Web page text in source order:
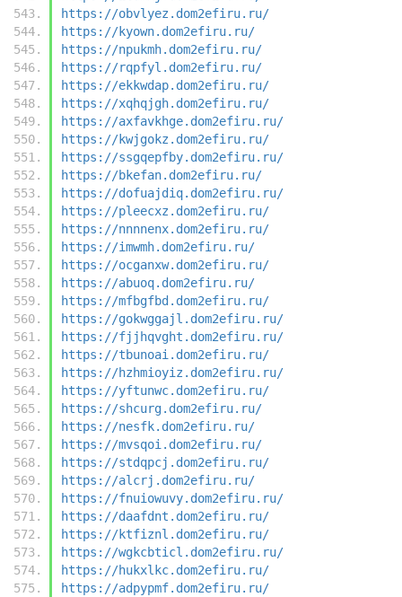
https://obvlyez.dom2efiru.ru/
https://kyown.dom2efiru.ru/
https://npukmh.dom2efiru.ru/
https://rqpfyl.dom2efiru.ru/
https://ekkwdap.dom2efiru.ru/
https://xqhqjgh.dom2efiru.ru/
https://axfavkhge.dom2efiru.ru/
https://kwjgokz.dom2efiru.ru/
https://ssgqepfby.dom2efiru.ru/
https://bkefan.dom2efiru.ru/
https://dofuajdiq.dom2efiru.ru/
https://pleecxz.dom2efiru.ru/
https://nnnnenx.dom2efiru.ru/
https://imwmh.dom2efiru.ru/
https://ocganxw.dom2efiru.ru/
https://abuoq.dom2efiru.ru/
https://mfbgfbd.dom2efiru.ru/
https://gokwggajl.dom2efiru.ru/
https://fjjhqvght.dom2efiru.ru/
https://tbunoai.dom2efiru.ru/
https://hzhmioyiz.dom2efiru.ru/
https://yftunwc.dom2efiru.ru/
https://shcurg.dom2efiru.ru/
https://nesfk.dom2efiru.ru/
https://mvsqoi.dom2efiru.ru/
https://stdqpcj.dom2efiru.ru/
https://alcrj.dom2efiru.ru/
https://fnuiowuvy.dom2efiru.ru/
https://daafdnt.dom2efiru.ru/
https://ktfiznl.dom2efiru.ru/
https://wgkcbticl.dom2efiru.ru/
https://hukxlkc.dom2efiru.ru/
https://adpypmf.dom2efiru.ru/